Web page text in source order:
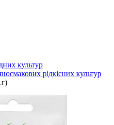
культур
рідкісних культур